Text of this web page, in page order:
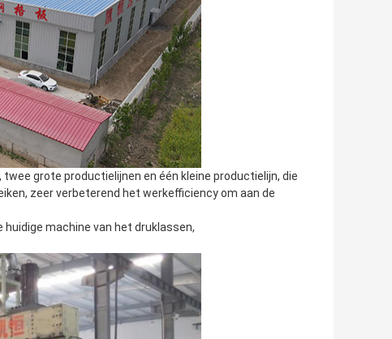
grote productielijnen en één kleine productielijn, die
zeer verbeterend het werkefficiency om aan de
machine van het druklassen,